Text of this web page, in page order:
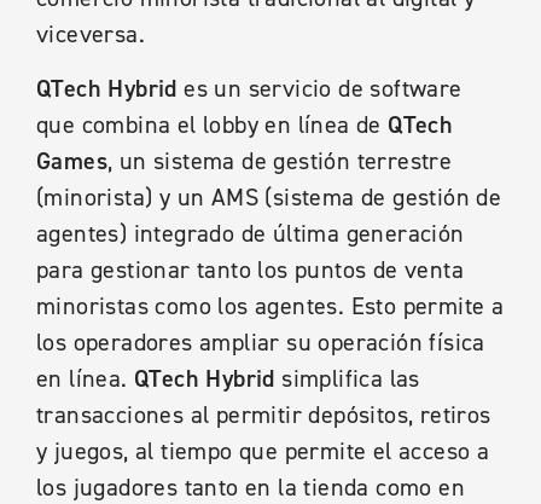
viceversa.
QTech Hybrid es un servicio de software
que combina el lobby en línea de QTech
Games, un sistema de gestión terrestre
(minorista) y un AMS (sistema de gestión de
agentes) integrado de última generación
para gestionar tanto los puntos de venta
minoristas como los agentes. Esto permite a
los operadores ampliar su operación física
en línea. QTech Hybrid simplifica las
transacciones al permitir depósitos, retiros
y juegos, al tiempo que permite el acceso a
los jugadores tanto en la tienda como en